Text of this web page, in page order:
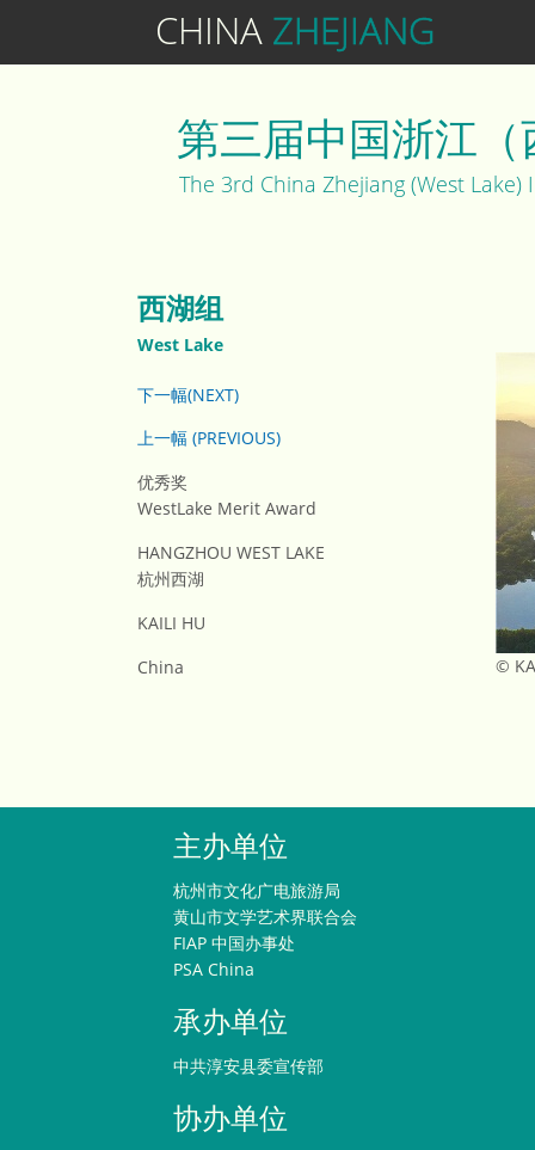
CHINA ZHEJIANG
第三届中国浙江
The 3rd China Zhejiang (West
西湖组
West Lake
下一幅(NEXT)
上一幅 (PREVIOUS)
优秀奖
WestLake Merit Award
HANGZHOU WEST LAKE
杭州西湖
KAILI HU
China
©
主办单位
杭州市文化广电旅游局
黄山市文学艺术界联合会
FIAP 中国办事处
PSA China
承办单位
中共淳安县委宣传部
协办单位